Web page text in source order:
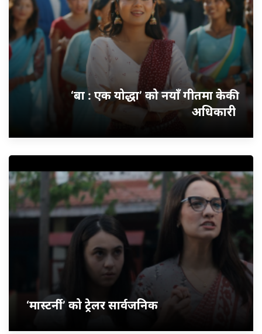
‘बा : एक योद्धा’ को नयाँ गीतमा केकी
अधिकारी
‘मास्टर्नी’ को ट्रेलर सार्वजनिक